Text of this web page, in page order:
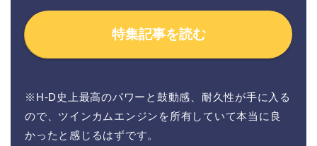
特集記事を読む
※H-D史上最高のパワーと鼓動感、耐久性が手に入る
ので、ツインカムエンジンを所有していて本当に良
かったと感じるはずです。